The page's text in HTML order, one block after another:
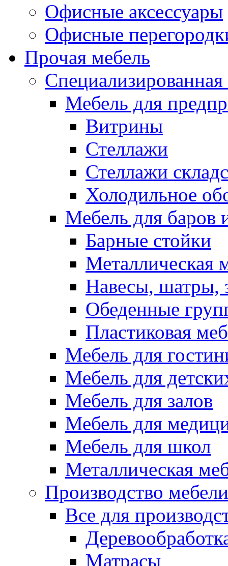
Офисные аксессуары
Офисные
Прочая мебель
Специализированная
Мебель для
Витрины
Стеллажи
Стеллажи
Холодильное
Мебель для баров
Барные стойки
Металлическая
Навесы, шатры,
Обеденные
Пластиковая
Мебель для
Мебель для
Мебель для залов
Мебель для
Мебель для школ
Металлическая
Производство мебели
Все для
Матрасы